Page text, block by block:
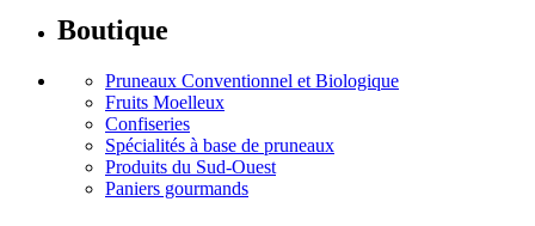
Boutique
Pruneaux Conventionnel et Biologique
Fruits Moelleux
Confiseries
Spécialités à base de pruneaux
Produits du Sud-Ouest
Paniers gourmands